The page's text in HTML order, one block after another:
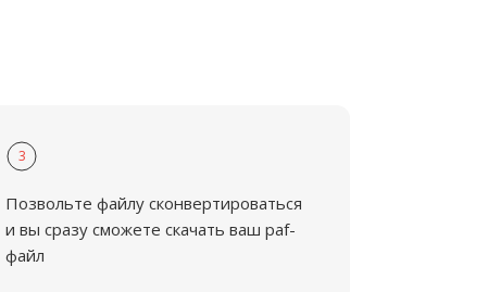
3
Позвольте файлу сконвертироваться
и вы сразу сможете скачать ваш paf-
файл